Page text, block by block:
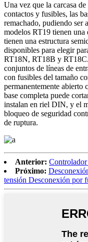
Una vez que la carcasa
contactos y fusibles, las
remachado, pudiendo ser
modelos RT19 tienen una
tienen una estructura
disponibles para elegir
RT18N, RT18B y
conjuntos de líneas de
con fusibles del tamaño
permanentemente abierto
base completa puede
instalan en riel DIN, y el
bloqueo de seguridad
de ruptura.
Anterior:
Próximo:
tensión Desconexión por